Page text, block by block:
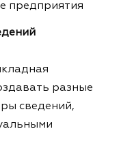
предприятия
разные
сведений,